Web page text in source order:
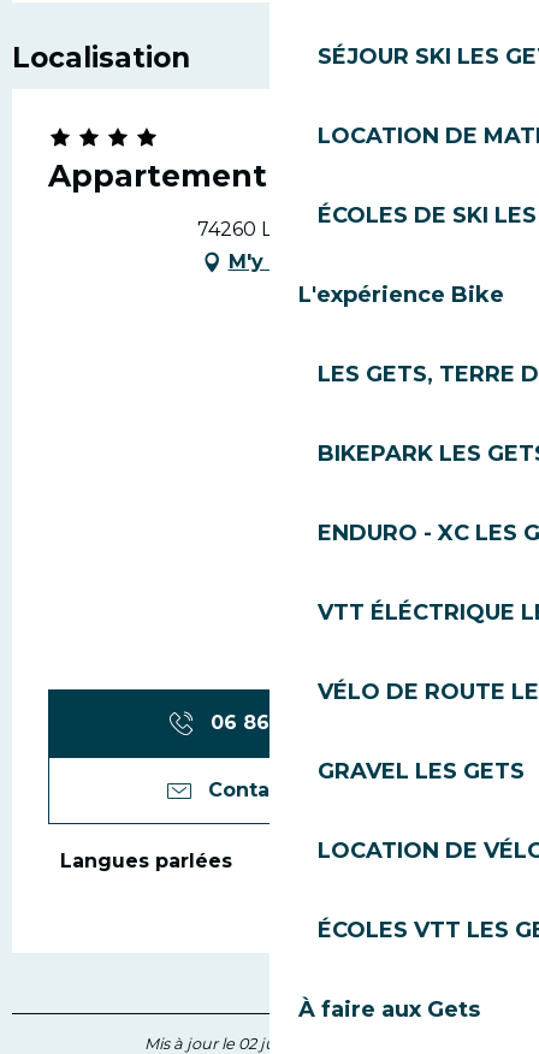
SÉJOUR SKI LES
LOCATION DE
ÉCOLES DE SKI
L'expérience Bike
LES GETS, TERRE
BIKEPARK LES
ENDURO - XC LES
VTT ÉLÉCTRIQUE
VÉLO DE ROUTE
GRAVEL LES GETS
LOCATION DE
ÉCOLES VTT LES
À faire aux Gets
Localisation
Appartement Shardana
74260 Les Gets
M'y rendre
06 86 90 66
Contactez-nous
Langues parlées
Langues parlées
Mis à jour le 02 juillet 2026 à 16:23